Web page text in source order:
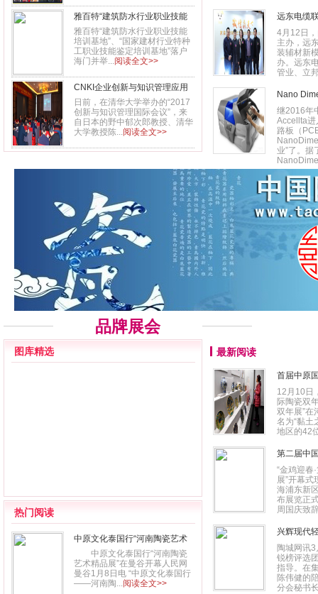
雅百特“建筑防水行业职业技能
培训基地”、“国家建材行业特种
工职业技能鉴定培训基地”挂牌
成立
雅百特“建筑防水行业职业技能
培训基地”、“国家建材行业特种
工职业技能鉴定培训基地”落户
海门并举...阅读全文>>
CNKI企业创新与知识管理应用
实践研讨全国巡回会议安徽站顺
利举办
日前，在清华大学举办的“2017
创新与知识管理国际会议”，来
自日本的野中郁次郎教授、清华
大学教授陈...阅读全文>>
远东电缆
4月12日
主办，远
装辅材新
办。远东
管业、立
Nano
继2016年
Accellta进
路板（
业”了。据
品牌展会
图库精选
热门阅读
中原文化泰国行“河南陶瓷艺术
精品展”在曼谷开幕
中原文化泰国行“河南陶瓷
艺术精品展”在曼谷开幕人民网
曼谷1月8日电 “中原文化泰国行
——河南陶...阅读全文>>
最新阅读
首届中原
12月10日
际陶瓷双
双年展”在
名为“黏土
地区的42
第二届中
“金鸡迎春
展”开幕
海浦东新
布展览正
周国庆致
兴辉现代
陶城网讯
锐榜评选
指导。在
陈伟健的
分会秘书